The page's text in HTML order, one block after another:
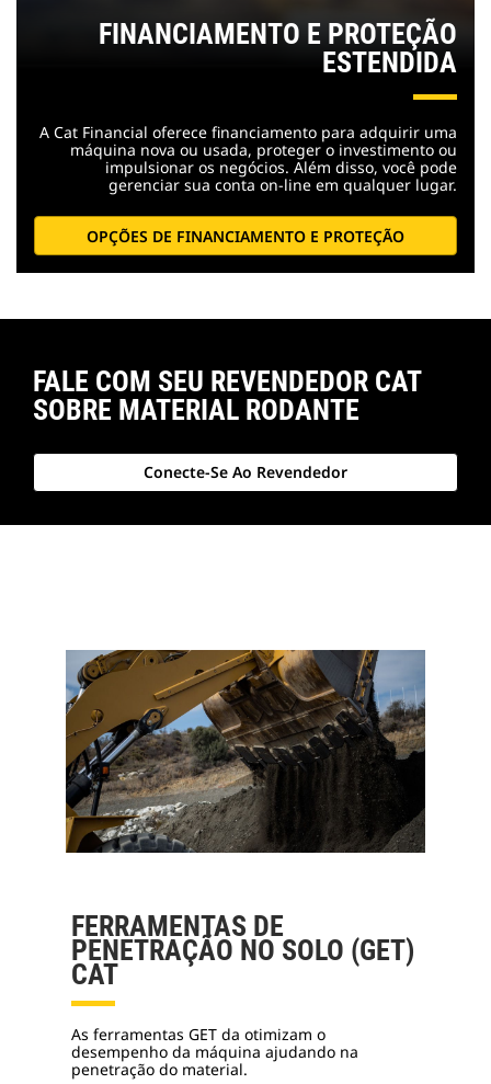
FINANCIAMENTO E PROTEÇÃO
ESTENDIDA
A Cat Financial oferece financiamento para adquirir uma
máquina nova ou usada, proteger o investimento ou
impulsionar os negócios. Além disso, você pode
gerenciar sua conta on-line em qualquer lugar.
OPÇÕES DE FINANCIAMENTO E PROTEÇÃO
FALE COM SEU REVENDEDOR CAT
SOBRE MATERIAL RODANTE
Conecte-Se Ao Revendedor
FERRAMENTAS DE
PENETRAÇÃO NO SOLO (GET)
CAT
As ferramentas GET da otimizam o
desempenho da máquina ajudando na
penetração do material.